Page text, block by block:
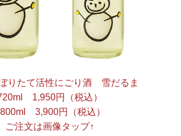
りたて活性にごり酒 雪だるま
1,950円（税込）
3,900円（税込）
ご注文は画像タップ↑